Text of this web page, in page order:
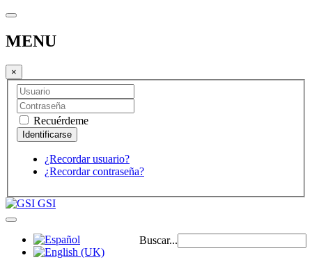
MENU
×
Recuérdeme
¿Recordar usuario?
¿Recordar contraseña?
GSI
Buscar...